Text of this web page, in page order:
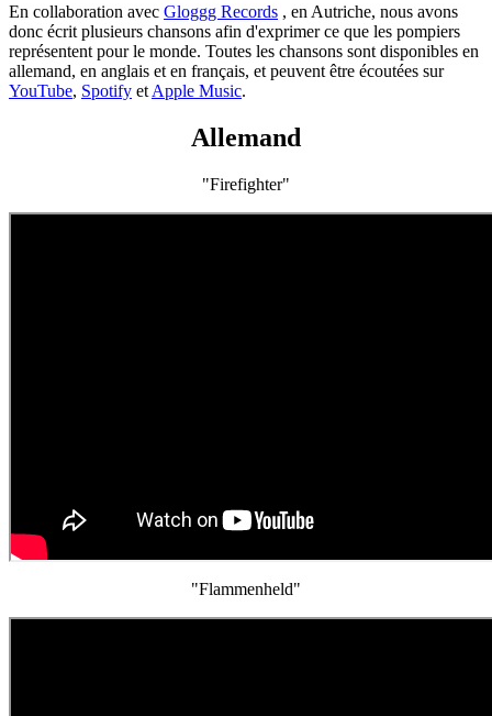
En collaboration avec Gloggg Records , en Autriche, nous avons
donc écrit plusieurs chansons afin d'exprimer ce que les pompiers
représentent pour le monde. Toutes les chansons sont disponibles en
allemand, en anglais et en français, et peuvent être écoutées sur
YouTube, Spotify et Apple Music.
Allemand
"Firefighter"
"Flammenheld"